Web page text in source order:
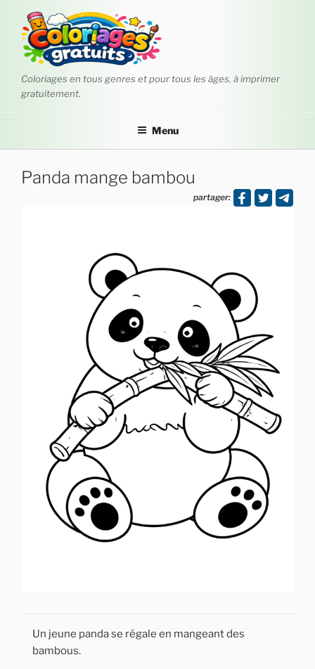
contenu
principal
Coloriages en tous genres et pour tous les âges, à imprimer
gratuitement.
Menu
Panda mange bambou
partager:
Un jeune panda se régale en mangeant des
bambous.